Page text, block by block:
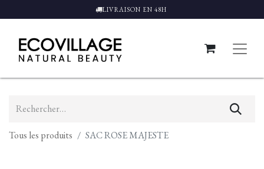
LIVRAISON EN 48H
Tous les produits SAC ROSE MAJESTE